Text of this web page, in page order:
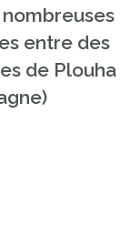
entre des
de Plouha